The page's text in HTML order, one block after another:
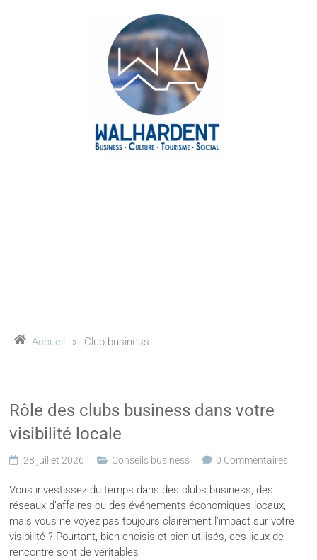
Accueil » Club business
Rôle des clubs business dans votre
visibilité locale
28 juillet 2026 Conseils business 0 Commentaires
Vous investissez du temps dans des clubs business, des
réseaux d’affaires ou des événements économiques locaux,
mais vous ne voyez pas toujours clairement l’impact sur votre
visibilité ? Pourtant, bien choisis et bien utilisés, ces lieux de
rencontre sont de véritables